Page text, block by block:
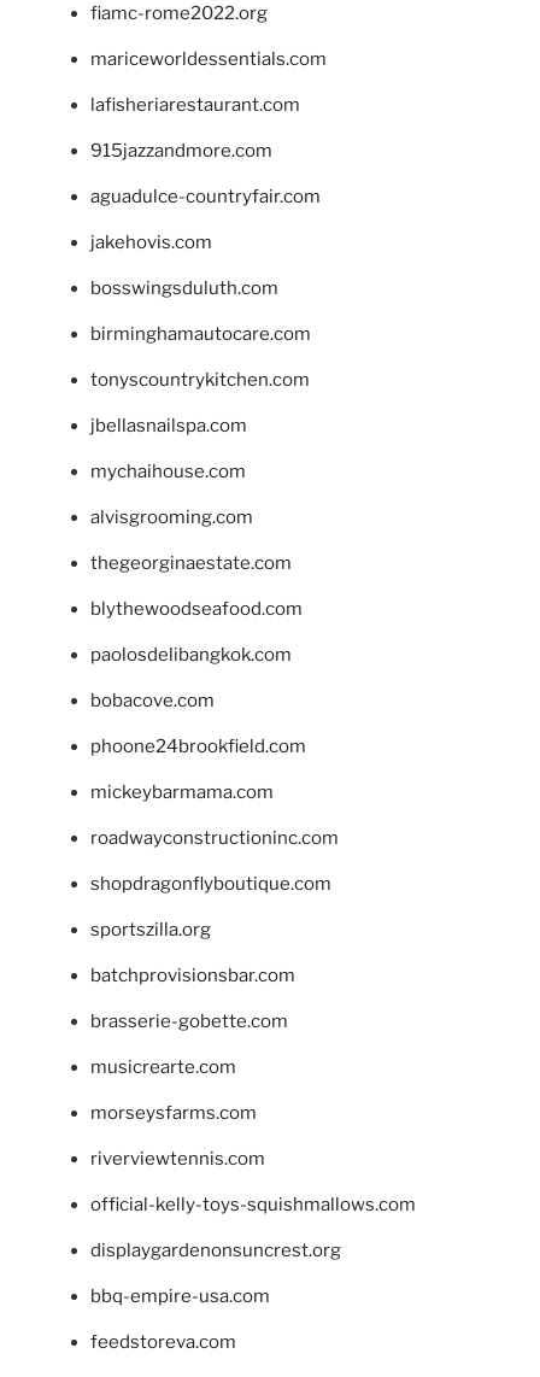
fiamc-rome2022.org
mariceworldessentials.com
lafisheriarestaurant.com
915jazzandmore.com
aguadulce-countryfair.com
jakehovis.com
bosswingsduluth.com
birminghamautocare.com
tonyscountrykitchen.com
jbellasnailspa.com
mychaihouse.com
alvisgrooming.com
thegeorginaestate.com
blythewoodseafood.com
paolosdelibangkok.com
bobacove.com
phoone24brookfield.com
mickeybarmama.com
roadwayconstructioninc.com
shopdragonflyboutique.com
sportszilla.org
batchprovisionsbar.com
brasserie-gobette.com
musicrearte.com
morseysfarms.com
riverviewtennis.com
official-kelly-toys-squishmallows.com
displaygardenonsuncrest.org
bbq-empire-usa.com
feedstoreva.com